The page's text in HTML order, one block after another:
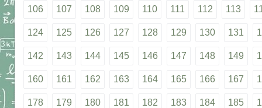
106 107 108 109 110 111 112 113
124 125 126 127 128 129 130 131
142 143 144 145 146 147 148 149
160 161 162 163 164 165 166 167
178 179 180 181 182 183 184 185